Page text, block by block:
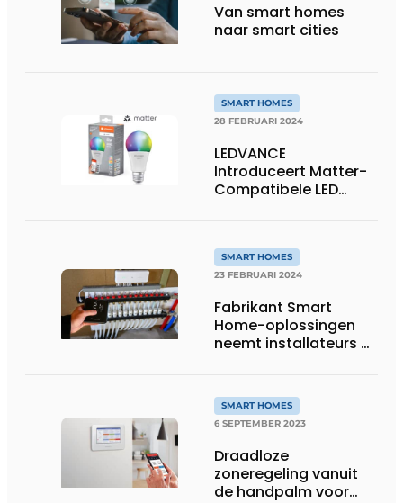
Van smart homes
naar smart cities
SMART HOMES
28 FEBRUARI 2024
LEDVANCE
Introduceert Matter-
Compatibele LED
woning
SMART HOMES
23 FEBRUARI 2024
Fabrikant Smart
Home-oplossingen
neemt installateurs bij
SMART HOMES
6 SEPTEMBER 2023
Draadloze
zoneregeling vanuit
de handpalm voor